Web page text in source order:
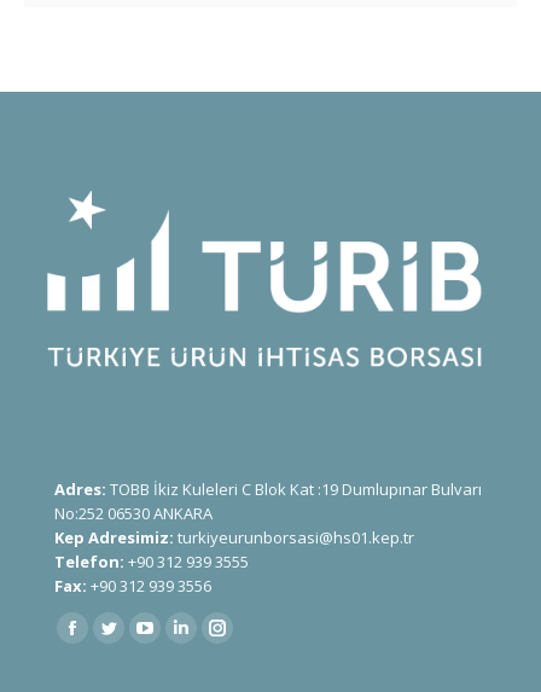
Adres: TOBB İkiz Kuleleri C Blok Kat :19 Dumlupınar Bulvarı
No:252 06530 ANKARA
Kep Adresimiz: turkiyeurunborsasi@hs01.kep.tr
Telefon: +90 312 939 3555
Fax: +90 312 939 3556
Find us on: